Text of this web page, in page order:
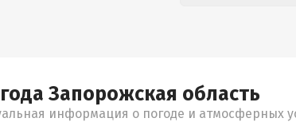
Запорожская область
информация о погоде и атмосферных